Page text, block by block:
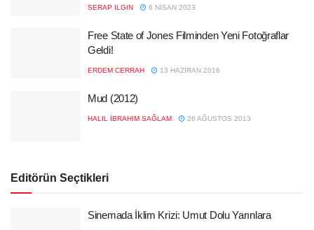
SERAP ILGIN 6 NISAN 2023
Free State of Jones Filminden Yeni Fotoğraflar
Geldi!
ERDEM CERRAH 13 HAZIRAN 2016
Mud (2012)
HALIL İBRAHIM SAĞLAM 26 AĞUSTOS 2013
Editörün Seçtikleri
Sinemada İklim Krizi: Umut Dolu Yarınlara